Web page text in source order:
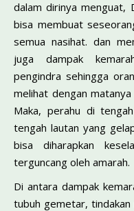
dalam dirinya menguat,
bisa membuat
semua nasihat. dan
juga dampak
pengindra sehingga
melihat dengan
Maka, perahu di
tengah lautan yang
bisa diharapkan
terguncang oleh amarah.
Di antara dampak
tubuh gemetar,